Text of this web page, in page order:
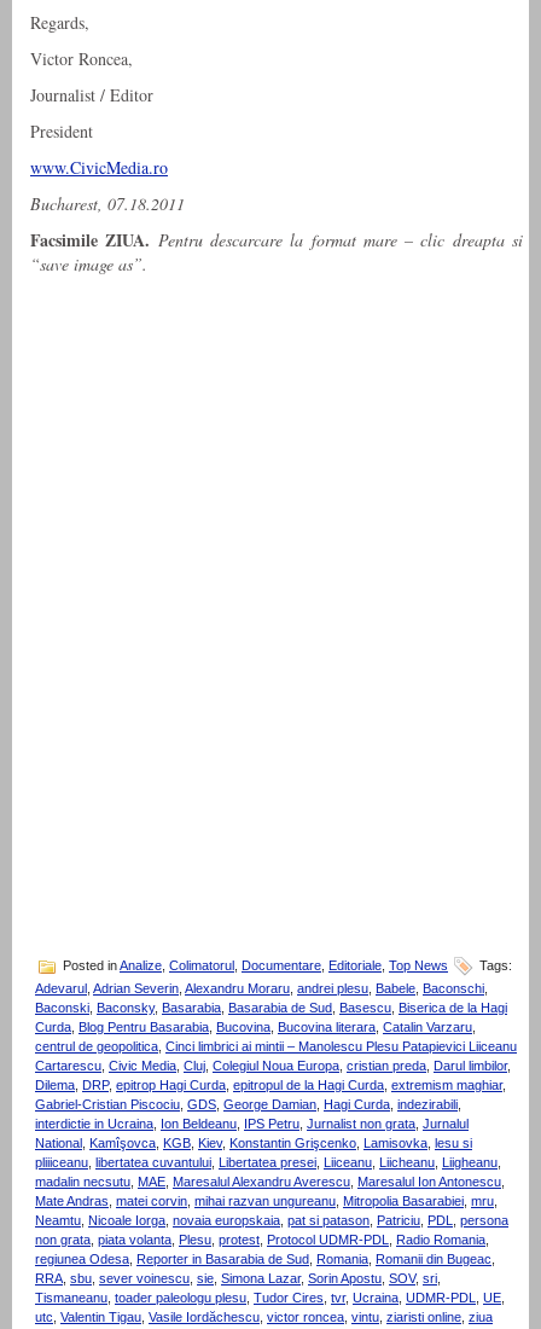
Regards,
Victor Roncea,
Journalist / Editor
President
www.CivicMedia.ro
Bucharest, 07.18.2011
Facsimile ZIUA. Pentru descarcare la format mare – clic dreapta si
“save image as”.
Posted inAnalize Colimatorul Documentare Editoriale Top News
Tags:
Adevarul , Adrian Severin, Alexandru Moraru, andrei plesu, Babele, Baconschi,
Baconski, Baconsky, Basarabia, Basarabia de Sud, Basescu, Biserica de la Hagi
Curda, Blog Pentru Basarabia, Bucovina, Bucovina literara, Catalin Varzaru,
centrul de geopolitica, Cinci limbrici ai mintii – Manolescu Plesu Patapievici Liiceanu
Cartarescu, Civic Media, Cluj, Colegiul Noua Europa, cristian preda, Darul limbilor,
Dilema, DRP, epitrop Hagi Curda, epitropul de la Hagi Curda, extremism maghiar,
Gabriel-Cristian Piscociu, GDS, George Damian, Hagi Curda, indezirabili,
interdictie in Ucraina, Ion Beldeanu, IPS Petru, Jurnalist non grata, Jurnalul
National , Kamîşovca, KGB, Kiev, Konstantin Grişcenko, Lamisovka, lesu si
pliiiceanu, libertatea cuvantului, Libertatea presei, Liiceanu, Liicheanu, Liigheanu,
madalin necsutu, MAE, Maresalul Alexandru Averescu, Maresalul Ion Antonescu,
Mate Andras, matei corvin, mihai razvan ungureanu, Mitropolia Basarabiei, mru,
Neamtu, Nicoale Iorga, novaia europskaia, pat si patason, Patriciu, PDL, persona
non grata, piata volanta, Plesu, protest, Protocol UDMR-PDL, Radio Romania,
regiunea Odesa, Reporter in Basarabia de Sud, Romania, Romanii din Bugeac,
RRA, sbu, sever voinescu, sie, Simona Lazar, Sorin Apostu, SOV, sri,
Tismaneanu, toader paleologu plesu, Tudor Cires, tvr, Ucraina, UDMR-PDL, UE,
utc, Valentin Tigau, Vasile Iordăchescu, victor roncea, vintu, ziaristi online, ziua